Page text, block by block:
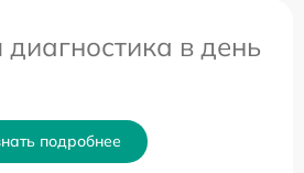
в день
подробнее